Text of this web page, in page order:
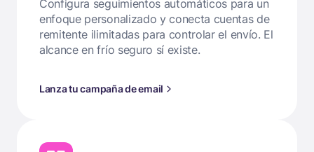
Configura seguimientos automáticos para un
enfoque personalizado y conecta cuentas de
remitente ilimitadas para controlar el envío. El
alcance en frío seguro sí existe.
Lanza tu campaña de email